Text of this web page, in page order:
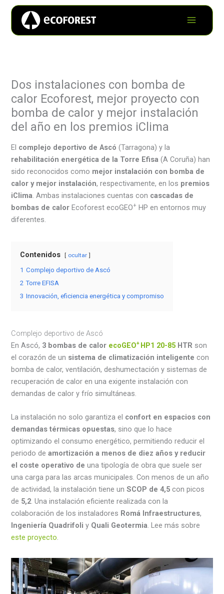
Dos instalaciones con bomba de
calor Ecoforest, mejor proyecto con
bomba de calor y mejor instalación
del año en los premios iClima
El complejo deportivo de Ascó (Tarragona) y la
rehabilitación energética de la Torre Efisa (A Coruña) han
sido reconocidos como mejor instalación con bomba de
calor y mejor instalación, respectivamente, en los premios
iClima. Ambas instalaciones cuentas con cascadas de
bombas de calorEcoforest ecoGEO+ HP en entornos muy
diferentes.
Contenidos ocultar
1 Complejo deportivo de Ascó
2 Torre EFISA
3 Innovación, eficiencia energética y compromiso
Complejo deportivo de Ascó
En Ascó, 3 bombas de calor ecoGEO+ HP1 20-85 HTR son
el corazón de un sistema de climatización inteligente con
bomba de calor, ventilación, deshumectación y sistemas de
recuperación de calor en una exigente instalación con
demandas de calor y frío simultáneas.
La instalación no solo garantiza el confort en espacios con
demandas térmicas opuestas, sino que lo hace
optimizando el consumo energético, permitiendo reducir el
periodo deamortización a menos de diez años y reducir
el coste operativo deuna tipología de obra que suele ser
una carga para las arcas municipales. Con menos de un año
de actividad, la instalación tiene unSCOP de 4,5 con picos
de 5,2. Una instalación eficiente realizada con la
colaboración de los instaladores Romá Infraestructures,
Ingeniería Quadrifoliy Quali Geotermia. Lee más sobre
este proyecto.